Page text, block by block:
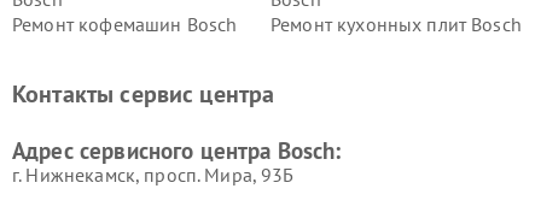
Ремонт кофемашин Bosch
Ремонт кухонных плит Bosch
Ремонт сушильных автоматовРемонт морозильных камер
Контакты сервис центра
Адрес сервисного центра Bosch:
г. Нижнекамск, просп. Мира, 93Б